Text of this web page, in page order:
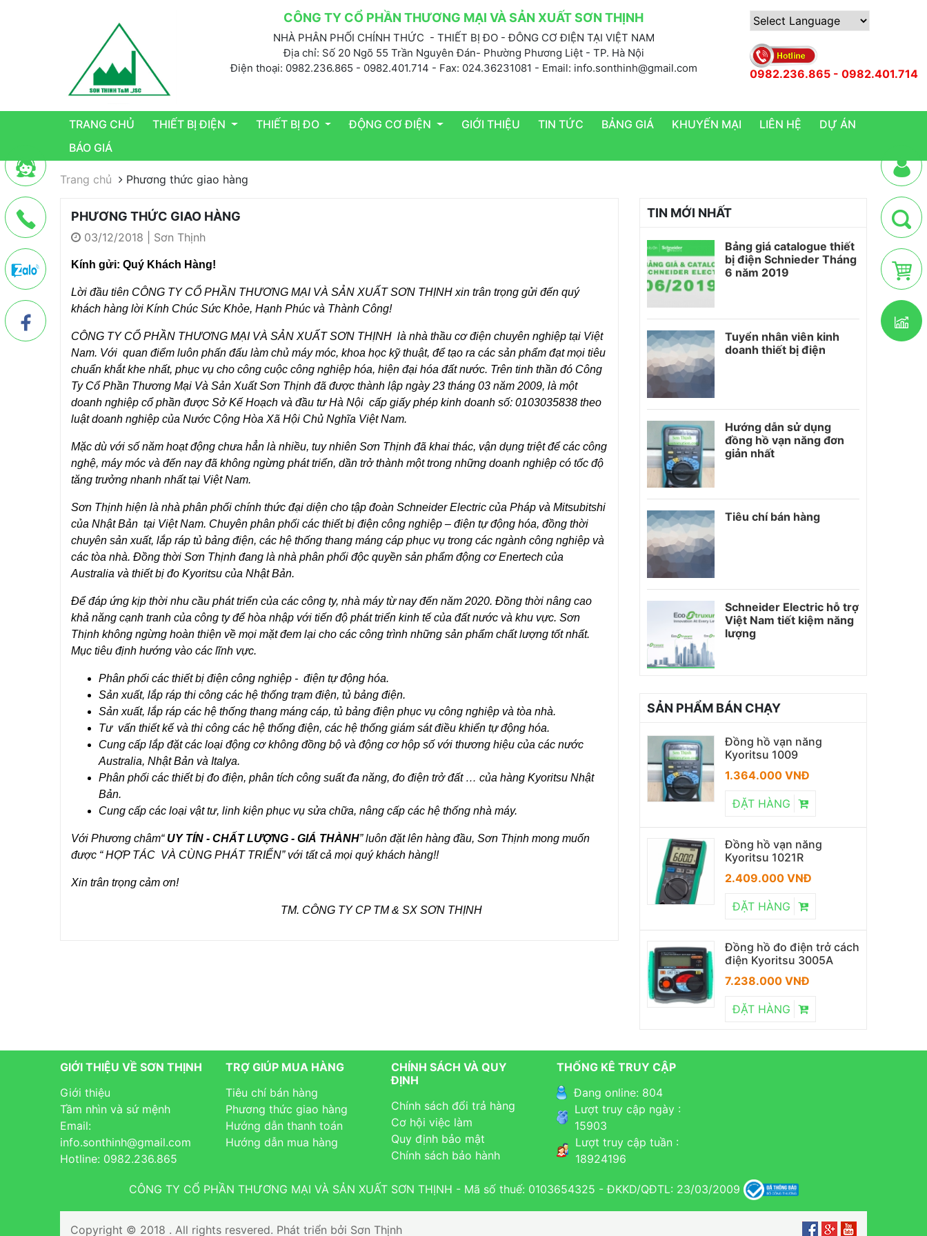
CÔNG TY CỔ PHẦN THƯƠNG MẠI VÀ SẢN XUẤT SƠN THỊNH
NHÀ PHÂN PHỐI CHÍNH THỨC - THIẾT BỊ ĐO - ĐÔNG CƠ ĐIỆN TẠI VIỆT NAM
Địa chỉ: Số 20 Ngõ 55 Trần Nguyên Đán- Phường Phương Liệt - TP. Hà Nội
Điện thoại: 0982.236.865 - 0982.401.714 - Fax: 024.36231081 - Email: info.sonthinh@gmail.com
0982.236.865 - 0982.401.714
TRANG CHỦ THIẾT BỊ ĐIỆN THIẾT BỊ ĐO ĐỘNG CƠ ĐIỆN GIỚI THIỆU TIN TỨC BẢNG GIÁ KHUYẾN MẠI LIÊN HỆ
DỰ ÁN
BÁO GIÁ
Trang chủ Phương thức giao hàng
PHƯƠNG THỨC GIAO HÀNG
03/12/2018 | Sơn Thịnh
Kính gửi: Quý Khách Hàng!
Lời đầu tiên CÔNG TY CỔ PHẦN THƯƠNG MẠI VÀ SẢN XUẤT SƠN THỊNH xin trân trọng gửi đến quý
khách hàng lời Kính Chúc Sức Khỏe, Hạnh Phúc và Thành Công!
CÔNG TY CỔ PHẦN THƯƠNG MẠI VÀ SẢN XUẤT SƠN THỊNH là nhà thầu cơ điện chuyên nghiệp tại Việt
Nam. Với quan điểm luôn phấn đấu làm chủ máy móc, khoa học kỹ thuật, để tạo ra các sản phẩm đạt mọi tiêu
chuẩn khắt khe nhất, phục vụ cho công cuộc công nghiệp hóa, hiện đại hóa đất nước. Trên tinh thần đó Công
Ty Cổ Phần Thương Mại Và Sản Xuất Sơn Thịnh đã được thành lập ngày 23 tháng 03 năm 2009, là một
doanh nghiệp cổ phần được Sở Kế Hoạch và đầu tư Hà Nội cấp giấy phép kinh doanh số: 0103035838 theo
luật doanh nghiệp của Nước Cộng Hòa Xã Hội Chủ Nghĩa Việt Nam.
Mặc dù với số năm hoạt động chưa hẳn là nhiều, tuy nhiên Sơn Thịnh đã khai thác, vận dụng triệt để các công
nghệ, máy móc và đến nay đã không ngừng phát triển, dần trở thành một trong những doanh nghiệp có tốc độ
tăng trưởng nhanh nhất tại Việt Nam.
Sơn Thịnh hiện là nhà phân phối chính thức đại diện cho tập đoàn Schneider Electric của Pháp và Mitsubitshi
của Nhật Bản tại Việt Nam. Chuyên phân phối các thiết bị điện công nghiệp – điện tự động hóa, đồng thời
chuyên sản xuất, lắp ráp tủ bảng điện, các hệ thống thang máng cáp phục vụ trong các ngành công nghiệp và
các tòa nhà. Đồng thời Sơn Thịnh đang là nhà phân phối độc quyền sản phẩm động cơ Enertech của
Australia và thiết bị đo Kyoritsu của Nhật Bản.
Để đáp ứng kịp thời nhu cầu phát triển của các công ty, nhà máy từ nay đến năm 2020. Đồng thời nâng cao
khả năng cạnh tranh của công ty để hòa nhập với tiến độ phát triển kinh tế của đất nước và khu vực. Sơn
Thịnh không ngừng hoàn thiện về mọi mặt đem lại cho các công trình những sản phẩm chất lượng tốt nhất.
Mục tiêu định hướng vào các lĩnh vực.
Phân phối các thiết bị điện công nghiệp - điện tự động hóa.
Sản xuất, lắp ráp thi công các hệ thống trạm điện, tủ bảng điện.
Sản xuất, lắp ráp các hệ thống thang máng cáp, tủ bảng điện phục vụ công nghiệp và tòa nhà.
Tư vấn thiết kế và thi công các hệ thống điện, các hệ thống giám sát điều khiển tự động hóa.
Cung cấp lắp đặt các loại động cơ không đồng bộ và động cơ hộp số với thương hiệu của các nước
Australia, Nhật Bản và Italya.
Phân phối các thiết bị đo điện, phân tích công suất đa năng, đo điện trở đất … của hàng Kyoritsu Nhật
Bản.
Cung cấp các loại vật tư, linh kiện phục vụ sửa chữa, nâng cấp các hệ thống nhà máy.
Với Phương châm“UY TÍN - CHẤT LƯỢNG - GIÁ THÀNH” luôn đặt lên hàng đầu, Sơn Thịnh mong muốn
được “ HỢP TÁC VÀ CÙNG PHÁT TRIỂN” với tất cả mọi quý khách hàng!!
Xin trân trọng cảm ơn!
TM. CÔNG TY CP TM & SX SƠN THỊNH
TIN MỚI NHẤT
Bảng giá catalogue thiết
bị điện Schnieder Tháng
6 năm 2019
Tuyển nhân viên kinh
doanh thiết bị điện
Hướng dẫn sử dụng
đồng hồ vạn năng đơn
giản nhất
Tiêu chí bán hàng
Schneider Electric hỗ trợ
Việt Nam tiết kiệm năng
lượng
SẢN PHẨM BÁN CHẠY
Đồng hồ vạn năng
Kyoritsu 1009
1.364.000 VNĐ
ĐẶT HÀNG
Đồng hồ vạn năng
Kyoritsu 1021R
2.409.000 VNĐ
ĐẶT HÀNG
Đồng hồ đo điện trở cách
điện Kyoritsu 3005A
7.238.000 VNĐ
ĐẶT HÀNG
GIỚI THIỆU VỀ SƠN THỊNH
Giới thiệu
Tầm nhìn và sứ mệnh
Email:
info.sonthinh@gmail.com
Hotline: 0982.236.865
TRỢ GIÚP MUA HÀNG
Tiêu chí bán hàng
Phương thức giao hàng
Hướng dẫn thanh toán
Hướng dẫn mua hàng
CHÍNH SÁCH VÀ QUY
ĐỊNH
Chính sách đổi trả hàng
Cơ hội việc làm
Quy định bảo mật
Chính sách bảo hành
THỐNG KÊ TRUY CẬP
Đang online: 804
Lượt truy cập ngày :
15903
Lượt truy cập tuần :
18924196
CÔNG TY CỔ PHẦN THƯƠNG MẠI VÀ SẢN XUẤT SƠN THỊNH - Mã số thuế: 0103654325 - ĐKKD/QĐTL: 23/03/2009
Copyright © 2018 . All rights resvered. Phát triển bởi Sơn Thịnh